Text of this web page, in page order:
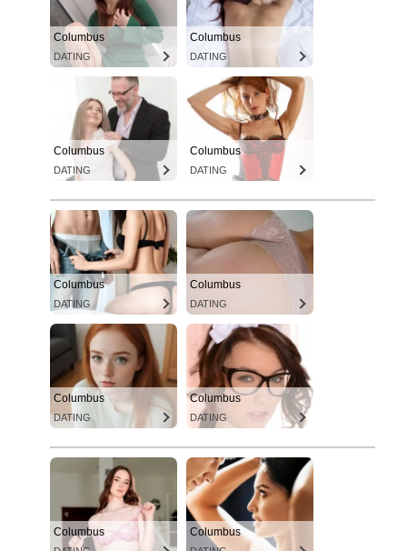
Columbus
DATING
Columbus
DATING
Columbus
DATING
Columbus
DATING
Columbus
DATING
Columbus
DATING
Columbus
DATING
Columbus
DATING
Columbus Columbus